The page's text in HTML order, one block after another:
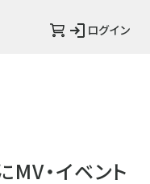
ログイン
・イベント